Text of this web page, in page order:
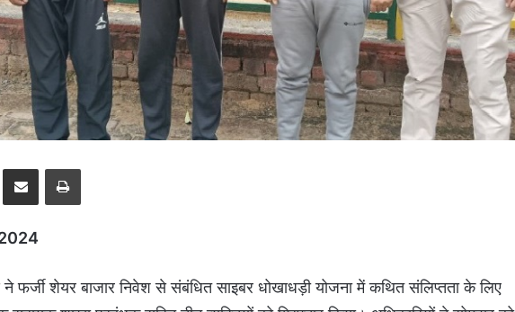
Share via Email Print
2024
फर्जी शेयर बाजार निवेश से संबंधित साइबर धोखाधड़ी योजना में कथित संलिप्तता के लिए